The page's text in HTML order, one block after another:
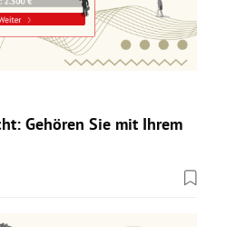
Gehören Sie mit Ihrem